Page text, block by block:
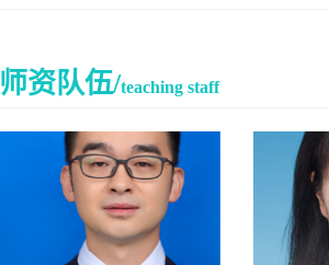
师资队伍/teaching staff